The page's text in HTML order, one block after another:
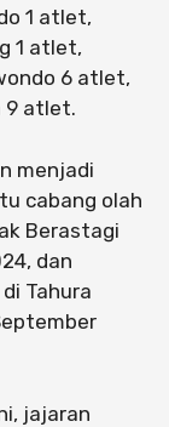
1 atlet,
1 atlet,
6 atlet,
9 atlet.
menjadi
cabang olah
Berastagi
dan
Tahura
jajaran